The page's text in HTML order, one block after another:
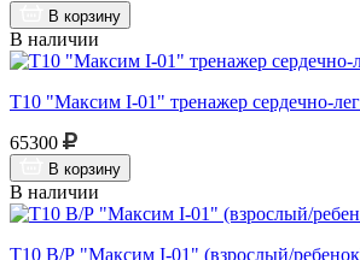
В корзину
В наличии
Т10 "Максим I-01" тренажер сердечно-
65300
В корзину
В наличии
Т10 В/Р "Максим I-01" (взрослый/